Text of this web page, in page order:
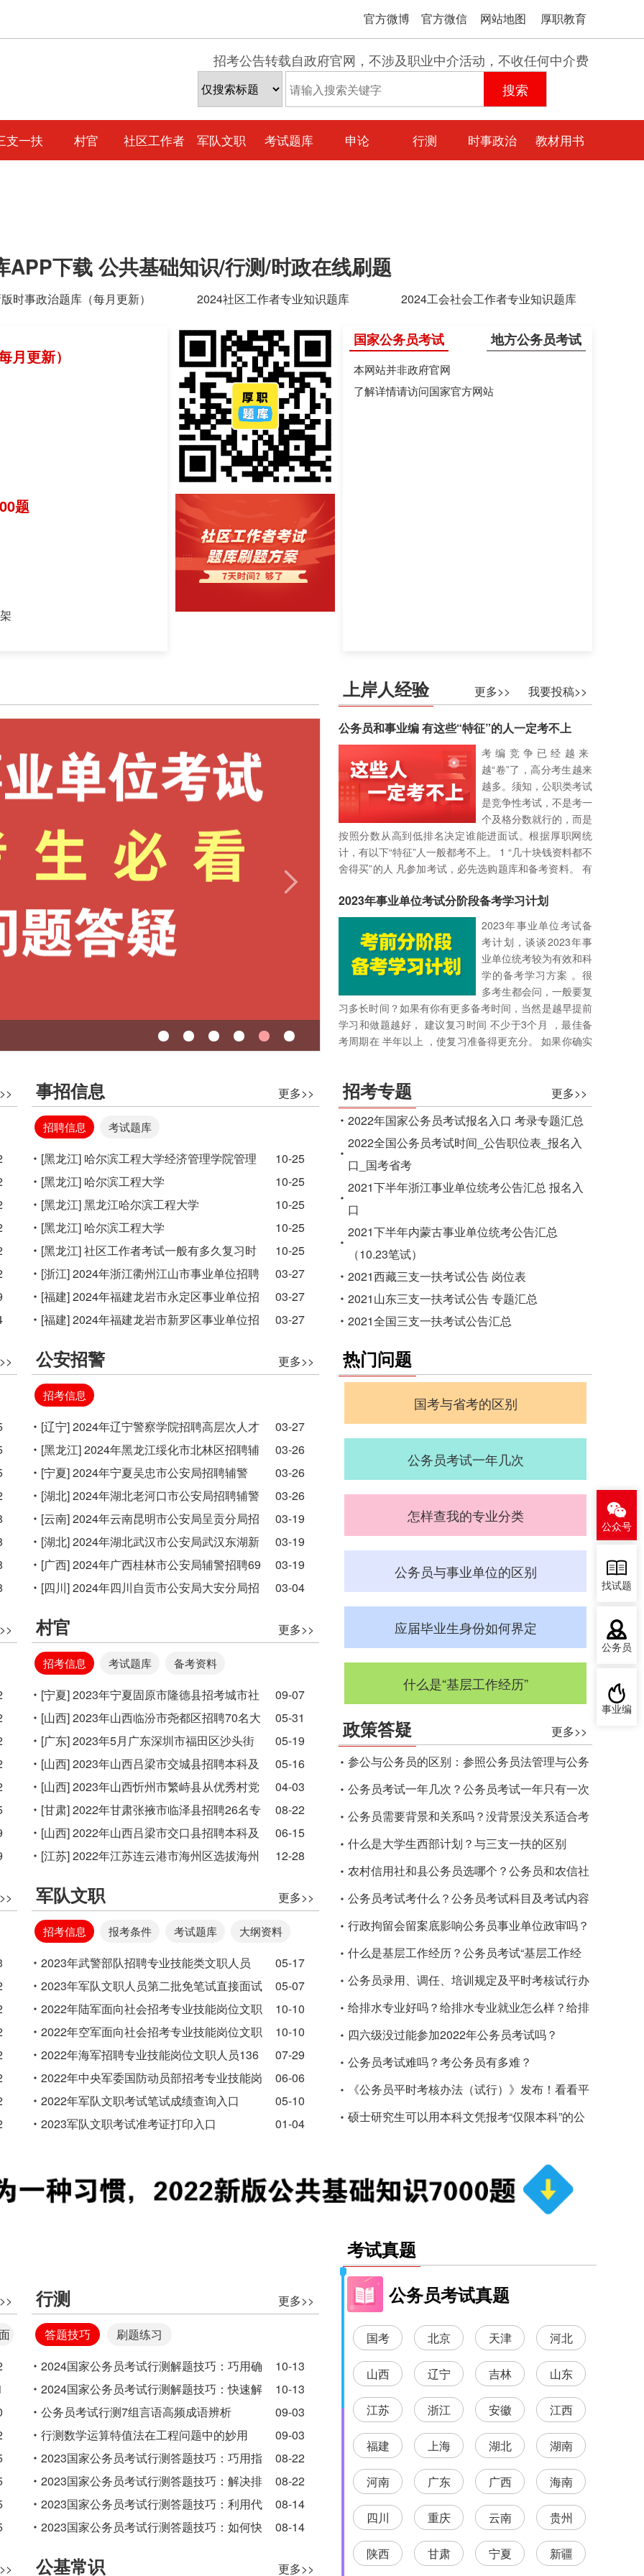
官方微博 官方微信 网站地图 厚职教育
招考公告转载自政府官网，不涉及职业中介活动，不收任何中介费
支一扶 村官 社区工作者 军队文职 考试题库 申论 行测 时事政治 教材用书
APP下载 公共基础知识/行测/时政在线刷题
时事政治题库（每月更新） 2024社区工作者专业知识题库 2024工会社会工作者专业知识题库
月更新）
题
国家公务员考试 地方公务员考试
本网站并非政府官网
了解详情请访问国家官方网站
上岸人经验 我要投稿>>
更多>>
公务员和事业编 有这些“特征”的人一定考不上
考编竞争已经越来
越“卷”了，高分考生越来
越多。须知，公职类考试
是竞争性考试，不是考一
个及格分数就行的，而是
按照分数从高到低排名决定谁能进面试。根据厚职网统
计，有以下“特征”人一般都考不上。 1 “几十块钱资料都不
舍得买”的人 凡参加考试，必先选购题库和备考资料。 有
2023年事业单位考试分阶段备考学习计划
2023年事业单位考试备
考计划，谈谈2023年事
业单位统考较为有效和科
学的备考学习方案 。很
多考生都会问，一般要复
习多长时间？如果有你有更多备考时间，当然是越早提前
学习和做题越好， 建议复习时间 不少于3个月 ，最佳备
考周期在 半年以上 ，使复习准备得更充分。 如果你确实
事招信息 更多>>
招聘信息 考试题库
[黑龙江] 哈尔滨工程大学经济管理学院管理
岗位招聘启事
10-25
[黑龙江] 哈尔滨工程大学
10-25
[黑龙江]黑龙江哈尔滨工程大学
10-25
[黑龙江] 哈尔滨工程大学
10-25
[黑龙江]社区工作者考试一般有多久复习时
间？
10-25
[浙江]2024年浙江衢州江山市事业单位招聘
64人公告
03-27
[福建]2024年福建龙岩市永定区事业单位招
聘76人公告
03-27
[福建]2024年福建龙岩市新罗区事业单位招
03-27
公安招警 更多>>
招考信息
[辽宁]2024年辽宁警察学院招聘高层次人才
35人公告
03-27
[黑龙江]2024年黑龙江绥化市北林区招聘辅
警157人公告
03-26
[宁夏]2024年宁夏吴忠市公安局招聘辅警
216人公告
03-26
[湖北]2024年湖北老河口市公安局招聘辅警
20人公告
03-26
[云南]2024年云南昆明市公安局呈贡分局招
聘第一批勤务辅警50人公告
03-19
[湖北]2024年湖北武汉市公安局武汉东湖新
技术开发区分局招聘95人公告
03-19
[广西]2024年广西桂林市公安局辅警招聘69
人公告
03-19
[四川]2024年四川自贡市公安局大安分局招
03-04
村官 更多>>
招考信息 考试题库 备考资料
[宁夏]2023年宁夏固原市隆德县招考城市社
区工作人员公告
09-07
[山西]2023年山西临汾市尧都区招聘70名大
学毕业生到村(社区)工作公告
05-31
[广东]2023年5月广东深圳市福田区沙头街
道办事处选用图书馆场馆管理员3人公告
05-19
[山西]2023年山西吕梁市交城县招聘本科及
以上学历毕业生到村(社区)工作公告
05-16
[山西]2023年山西忻州市繁峙县从优秀村党
组织书记中专项招聘乡镇事业编制人员公告
04-03
[甘肃]2022年甘肃张掖市临泽县招聘26名专
职社区工作者公告
08-22
[山西]2022年山西吕梁市交口县招聘本科及
以上学历毕业生到村工作公告(40人)
06-15
[江苏]2022年江苏连云港市海州区选拔海州
12-28
军队文职 更多>>
招考信息 报考条件 考试题库 大纲资料
2023年武警部队招聘专业技能类文职人员
1824人公告
05-17
2023年军队文职人员第二批免笔试直接面试
岗位招考5202人
05-07
2022年陆军面向社会招考专业技能岗位文职
人员公告（1559人）
10-10
2022年空军面向社会招考专业技能岗位文职
人员公告（403人）
10-10
2022年海军招聘专业技能岗位文职人员136
人公告
07-29
2022年中央军委国防动员部招考专业技能岗
位文职人员1653人公告
06-06
2022年军队文职考试笔试成绩查询入口
05-10
2023军队文职考试准考证打印入口
01-04
招考专题
更多>>
2022年国家公务员考试报名入口 考录专题汇总
2022全国公务员考试时间_公告职位表_报名入
口_国考省考
2021下半年浙江事业单位统考公告汇总 报名入
口
2021下半年内蒙古事业单位统考公告汇总
（10.23笔试）
2021西藏三支一扶考试公告 岗位表
2021山东三支一扶考试公告 专题汇总
2021全国三支一扶考试公告汇总
2021青海三支一扶考试公告 专题汇总
2021吉林三支一扶考试公告 专题汇总
热门问题
国考与省考的区别
公务员考试一年几次
怎样查我的专业分类
公务员与事业单位的区别
应届毕业生身份如何界定
什么是“基层工作经历”
政策答疑
更多>>
参公与公务员的区别：参照公务员法管理与公务
员的区别
公务员考试一年几次？公务员考试一年只有一次
吗？
公务员需要背景和关系吗？没背景没关系适合考
公务员吗？
什么是大学生西部计划？与三支一扶的区别
农村信用社和县公务员选哪个？公务员和农信社
哪个好？
公务员考试考什么？公务员考试科目及考试内容
行政拘留会留案底影响公务员事业单位政审吗？
什么是基层工作经历？公务员考试“基层工作经
历”是什么意思
公务员录用、调任、培训规定及平时考核试行办
法发布
给排水专业好吗？给排水专业就业怎么样？给排
水专业就业面
四六级没过能参加2022年公务员考试吗？
公务员考试难吗？考公务员有多难？
《公务员平时考核办法（试行）》发布！看看平
时考核到底有多重要
硕士研究生可以用本科文凭报考“仅限本科”的公
行测 更多>>
答题技巧
刷题练习
2024国家公务员考试行测解题技巧：巧用确
定性信息解逻辑判断题:
10-13
2024国家公务员考试行测解题技巧：快速解
决平均数增长率问题
10-13
公务员考试行测7组言语高频成语辨析
09-03
行测数学运算特值法在工程问题中的妙用
09-03
2023国家公务员考试行测答题技巧：巧用指
代词解主旨观点题
08-22
2023国家公务员考试行测答题技巧：解决排
列组合的三大方法
08-22
2023国家公务员考试行测答题技巧：利用代
入法巧解朴素逻辑题
08-14
2023国家公务员考试行测答题技巧：如何快
08-14
公基常识 更多>>
考试真题
公务员考试真题
国考 北京 天津 河北
山西 辽宁 吉林 山东
江苏 浙江 安徽 江西
福建 上海 湖北 湖南
河南 广东 广西 海南
四川 重庆 云南 贵州
陕西 甘肃 宁夏 新疆
公众号
找试题
公务员
事业编